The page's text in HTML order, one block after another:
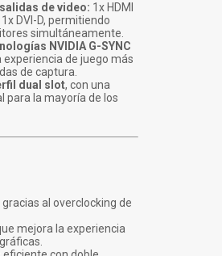
de video: 1x HDMI
DVI-D, permitiendo
simultáneamente.
NVIDIA G-SYNC
experiencia de juego más
de captura.
dual slot, con una
para la mayoría de los
al overclocking de
mejora la experiencia